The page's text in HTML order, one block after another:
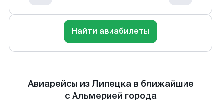
Найти авиабилеты
Авиарейсы из Липецка в ближайшие
с Альмерией города